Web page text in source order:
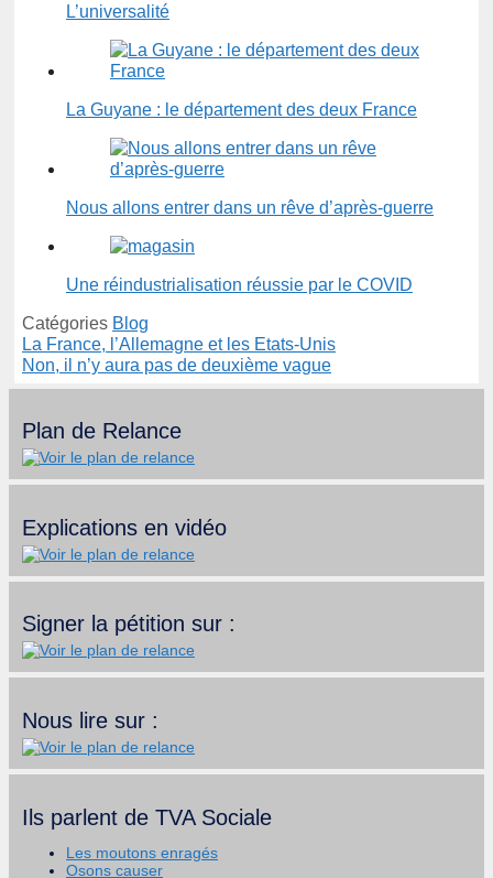
L’universalité
La Guyane : le département des deux France
Nous allons entrer dans un rêve d’après-guerre
Une réindustrialisation réussie par le COVID
Catégories Blog
La France, l’Allemagne et les Etats-Unis
Non, il n’y aura pas de deuxième vague
Plan de Relance
Explications en vidéo
Signer la pétition sur :
Nous lire sur :
Ils parlent de TVA Sociale
Les moutons enragés
Osons causer